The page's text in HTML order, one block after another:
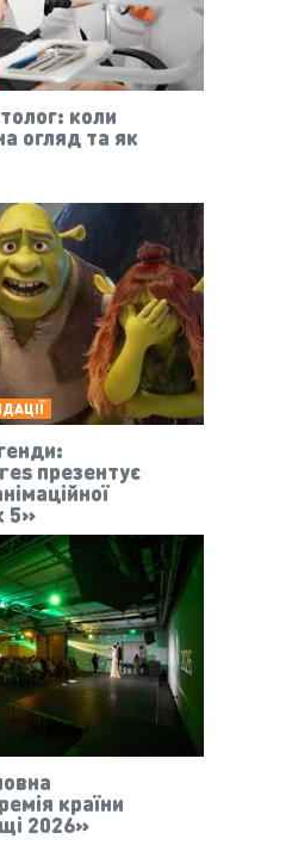
коли
огляд та як
презентує
5»
країни
2026»